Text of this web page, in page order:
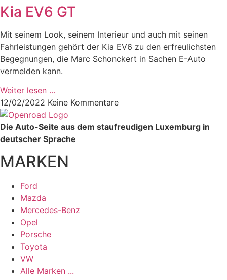
Kia EV6 GT
Mit seinem Look, seinem Interieur und auch mit seinen
Fahrleistungen gehört der Kia EV6 zu den erfreulichsten
Begegnungen, die Marc Schonckert in Sachen E-Auto
vermelden kann.
Weiter lesen ...
12/02/2022 Keine Kommentare
Die Auto-Seite aus dem staufreudigen Luxemburg in
deutscher Sprache
MARKEN
Ford
Mazda
Mercedes-Benz
Opel
Porsche
Toyota
VW
Alle Marken ...